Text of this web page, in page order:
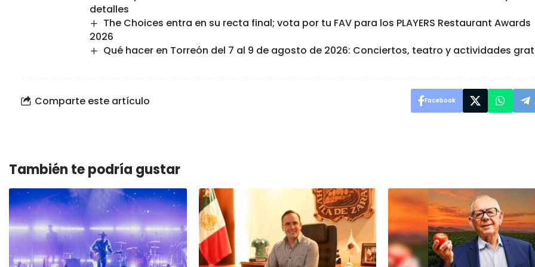
detalles
The Choices entra en su recta final; vota por tu FAV para los PLAYERS Restaurant Awards
2026
Qué hacer en Torreón del 7 al 9 de agosto de 2026: Conciertos, teatro y actividades
Comparte este artículo Facebook
También te podría gustar